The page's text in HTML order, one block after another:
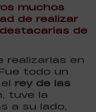
muchos
de realizar
de
realizarlas en
todo un
rey de las
tuve la
a su lado,